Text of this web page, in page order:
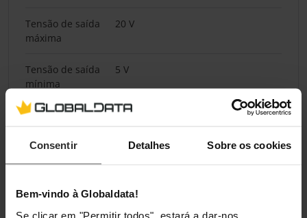
Consentir Detalhes Sobre os cookies
Bem-vindo à Globaldata!
Se clicar em "Permitir todos", estará a dar-nos
Tensão de saída
máxima
20 V
Tensão de saída
mínima
5 V
Corrente de
3 A
Corrente de